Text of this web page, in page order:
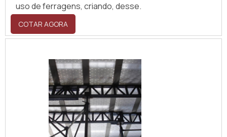
uso de ferragens, criando, desse.
COTAR AGORA